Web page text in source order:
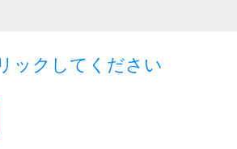
ックしてください